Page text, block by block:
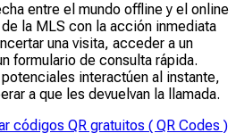
entre el mundo offline y el online
la MLS con la acción inmediata
una visita, acceder a un
formulario de consulta rápida.
interactúen al instante,
a que les devuelvan la llamada.
códigos QR gratuitos ( QR Codes )